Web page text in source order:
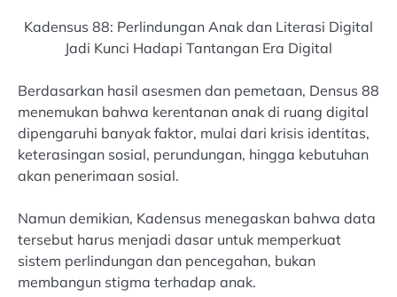
Kadensus 88: Perlindungan Anak dan Literasi Digital
Jadi Kunci Hadapi Tantangan Era Digital
Berdasarkan hasil asesmen dan pemetaan, Densus 88
menemukan bahwa kerentanan anak di ruang digital
dipengaruhi banyak faktor, mulai dari krisis identitas,
keterasingan sosial, perundungan, hingga kebutuhan
akan penerimaan sosial.
Namun demikian, Kadensus menegaskan bahwa data
tersebut harus menjadi dasar untuk memperkuat
sistem perlindungan dan pencegahan, bukan
membangun stigma terhadap anak.